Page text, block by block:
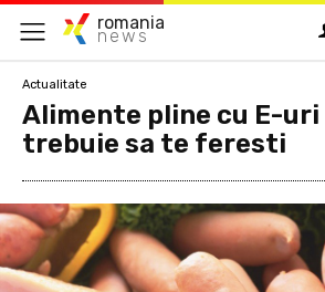
romania
news
Actualitate
Alimente pline cu E-uri
trebuie sa te feresti